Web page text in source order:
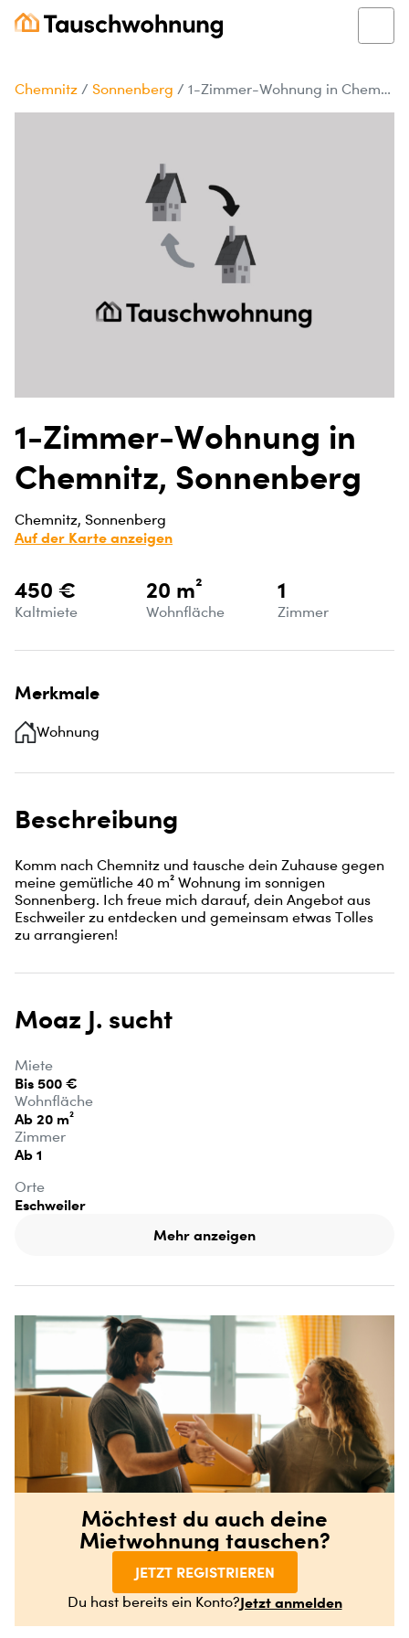
Chemnitz / Sonnenberg / 1-Zimmer-Wohnung in Chemnitz, Sonnenberg
1-Zimmer-Wohnung in
Chemnitz, Sonnenberg
Chemnitz, Sonnenberg
Auf der Karte anzeigen
450 €
Kaltmiete
20 m²
Wohnfläche
1
Zimmer
Merkmale
Wohnung
Beschreibung
Komm nach Chemnitz und tausche dein Zuhause gegen
meine gemütliche 40 m² Wohnung im sonnigen
Sonnenberg. Ich freue mich darauf, dein Angebot aus
Eschweiler zu entdecken und gemeinsam etwas Tolles
zu arrangieren!
Moaz J. sucht
Miete
Bis 500 €
Wohnfläche
Ab 20 m²
Zimmer
Ab 1
Orte
Eschweiler
Mehr anzeigen
Möchtest du auch deine
Mietwohnung tauschen?
JETZT REGISTRIEREN
Du hast bereits ein Konto?Jetzt anmelden